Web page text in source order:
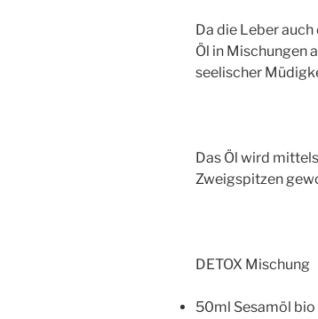
Da die Leber
Öl in Mischungen
seelischer
Das Öl wird
Zweigspitzen
DETOX Mischung
50ml Sesamöl bio